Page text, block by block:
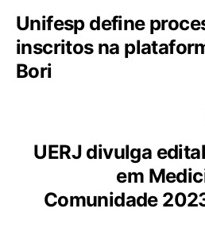
Unifesp define
inscritos na
Bori
UERJ divulga
em
Comunidade